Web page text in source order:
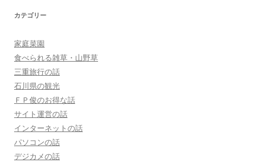
カテゴリー
家庭菜園
食べられる雑草・山野草
三重旅行の話
石川県の観光
ＦＰ俊のお得な話
サイト運営の話
インターネットの話
パソコンの話
デジカメの話